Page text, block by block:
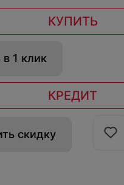
КУПИТЬ
в 1 клик
КРЕДИТ
скидку